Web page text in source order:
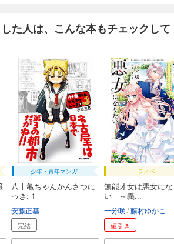
た人は、こんな本もチェックして
少年・青年マンガ
八十亀ちゃんかんさつに
っき: 1
安藤正基
完結
ラノベ
無能才女は悪女に
い ～義...
一分咲 藤村ゆかこ
値引き